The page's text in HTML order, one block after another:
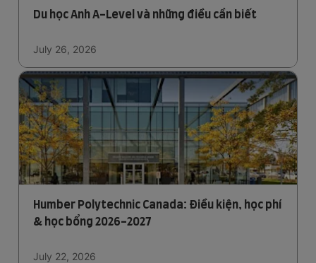
Du học Anh A-Level và những điều cần biết
July 26, 2026
Humber Polytechnic Canada: Điều kiện, học phí
& học bổng 2026-2027
July 22, 2026